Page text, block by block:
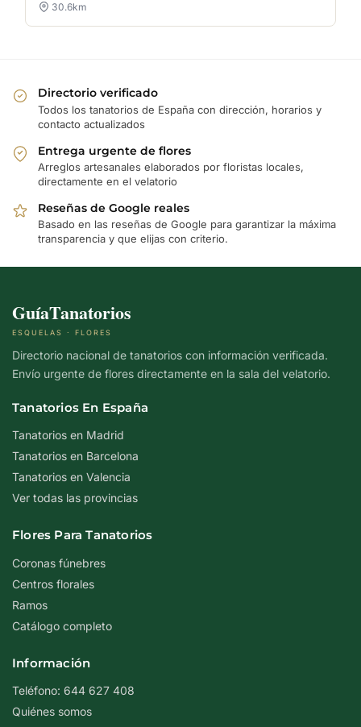
30.6km
Directorio verificado
Todos los tanatorios de España con dirección, horarios y
contacto actualizados
Entrega urgente de flores
Arreglos artesanales elaborados por floristas locales,
directamente en el velatorio
Reseñas de Google reales
Basado en las reseñas de Google para garantizar la máxima
transparencia y que elijas con criterio.
GuíaTanatorios
ESQUELAS · FLORES
Directorio nacional de tanatorios con información verificada.
Envío urgente de flores directamente en la sala del velatorio.
Tanatorios En España
Tanatorios en Madrid
Tanatorios en Barcelona
Tanatorios en Valencia
Ver todas las provincias
Flores Para Tanatorios
Coronas fúnebres
Centros florales
Ramos
Catálogo completo
Información
Teléfono: 644 627 408
Quiénes somos